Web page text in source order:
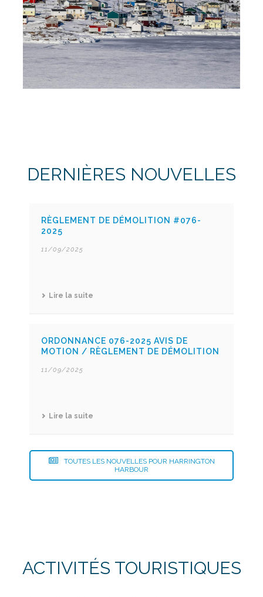
DERNIÈRES NOUVELLES
RÈGLEMENT DE DÉMOLITION #076-
2025
11/09/2025
Lire la suite
ORDONNANCE 076-2025 AVIS DE
MOTION / RÈGLEMENT DE DÉMOLITION
11/09/2025
Lire la suite
TOUTES LES NOUVELLES POUR HARRINGTON
HARBOUR
ACTIVITÉS TOURISTIQUES